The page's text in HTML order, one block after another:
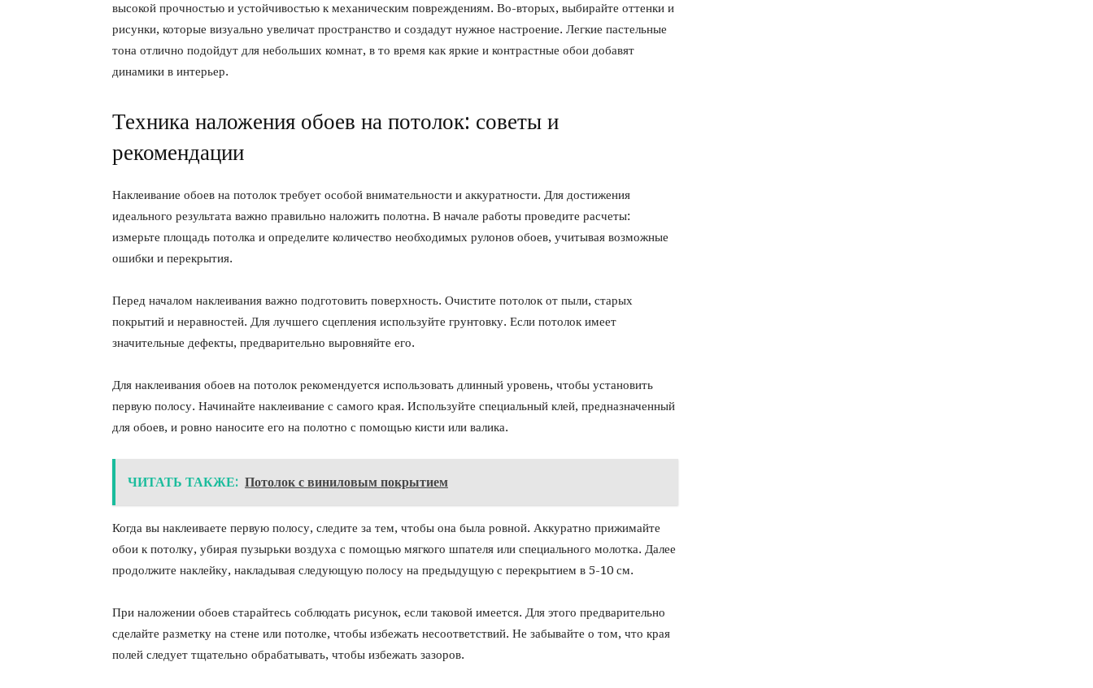
высокой прочностью и устойчивостью к механическим повреждениям. Во-вторых, выбирайте оттенки и
рисунки, которые визуально увеличат пространство и создадут нужное настроение. Легкие пастельные
тона отлично подойдут для небольших комнат, в то время как яркие и контрастные обои добавят
динамики в интерьер.
Техника наложения обоев на потолок: советы и
рекомендации
Наклеивание обоев на потолок требует особой внимательности и аккуратности. Для достижения
идеального результата важно правильно наложить полотна. В начале работы проведите расчеты:
измерьте площадь потолка и определите количество необходимых рулонов обоев, учитывая возможные
ошибки и перекрытия.
Перед началом наклеивания важно подготовить поверхность. Очистите потолок от пыли, старых
покрытий и неравностей. Для лучшего сцепления используйте грунтовку. Если потолок имеет
значительные дефекты, предварительно выровняйте его.
Для наклеивания обоев на потолок рекомендуется использовать длинный уровень, чтобы установить
первую полосу. Начинайте наклеивание с самого края. Используйте специальный клей, предназначенный
для обоев, и ровно наносите его на полотно с помощью кисти или валика.
ЧИТАТЬ ТАКЖЕ: Потолок с виниловым покрытием
Когда вы наклеиваете первую полосу, следите за тем, чтобы она была ровной. Аккуратно прижимайте
обои к потолку, убирая пузырьки воздуха с помощью мягкого шпателя или специального молотка. Далее
продолжите наклейку, накладывая следующую полосу на предыдущую с перекрытием в 5-10 см.
При наложении обоев старайтесь соблюдать рисунок, если таковой имеется. Для этого предварительно
сделайте разметку на стене или потолке, чтобы избежать несоответствий. Не забывайте о том, что края
полей следует тщательно обрабатывать, чтобы избежать зазоров.